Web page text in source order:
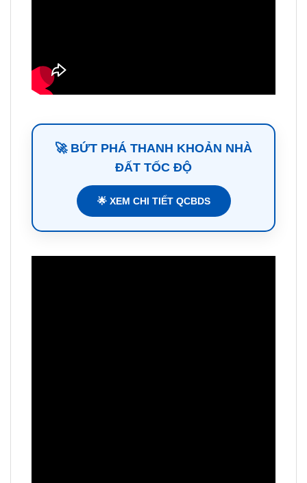
🚀 BỨT PHÁ THANH KHOẢN NHÀ
ĐẤT TỐC ĐỘ
🌟 XEM CHI TIẾT QCBDS